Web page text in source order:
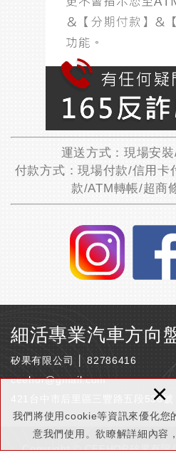
我們將使用cookie等資訊來優化您
意我們使用。欲瞭解詳細內容
×
運送方式：現場安
付款方式：現場付款/信用卡
款/ATM轉帳/超商
細活專業汽車方向
矽果有限公司 │ 82786416
ceehor@gmail.com
421台中市后里區三豐路五段536號
Copyright © CEEHOR矽果有